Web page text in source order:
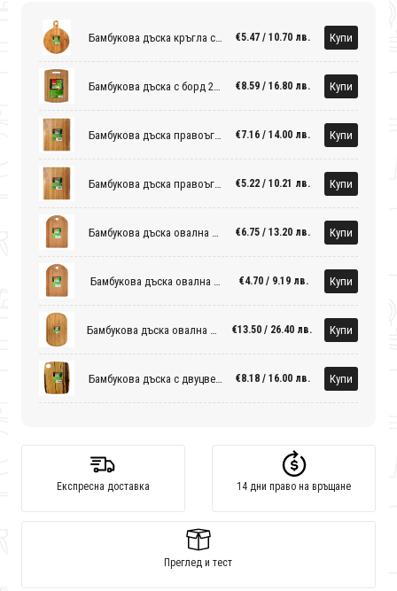
Бамбукова дъска кръгла с дръжка €5.47 / 10.70 лв. Купи
€8.59 / 16.80 лв. Купи
Бамбукова дъска правоъгълна 33x27xh1,5см €7.16 / 14.00 лв. Купи
Бамбукова дъска правоъгълна 27x23xh1,5см €5.22 / 10.21 лв. Купи
€6.75 / 13.20 лв. Купи
€4.70 / 9.19 лв. Купи
€13.50 / 26.40 лв. Купи
Бамбукова дъска с двуцветен дизайн 36x31x0,9см €8.18 / 16.00 лв. Купи
Експресна доставка 14 дни право на връщане
Преглед и тест